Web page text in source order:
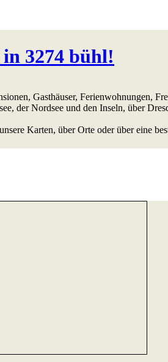
in 3274 bühl!
Gasthäuser, Ferienwohnungen,
der Nordsee und den Inseln, über
Karten, über Orte oder über eine